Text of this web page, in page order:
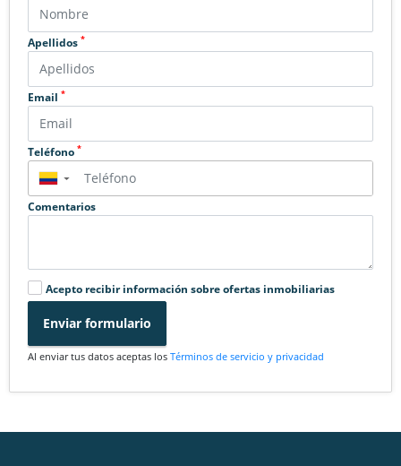
Apellidos *
Email *
Teléfono *
▼
Comentarios
Acepto recibir información sobre ofertas inmobiliarias
Enviar formulario
Al enviar tus datos aceptas los Términos de servicio y privacidad